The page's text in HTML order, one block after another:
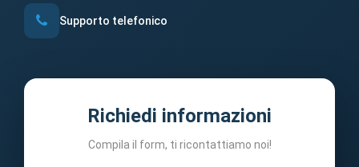
Supporto telefonico
Richiedi informazioni
Compila il form, ti ricontattiamo noi!